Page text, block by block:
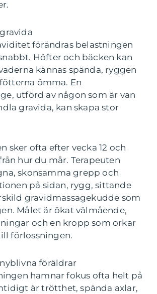
förändras belastningen
Höfter och bäcken kan
kännas spända, ryggen
ömma. En
utförd av någon som är van
gravida, kan skapa stor
sker ofta efter vecka 12 och
hur du mår. Terapeuten
skonsamma grepp och
på sidan, rygg, sittande
gravidmassagekudde som
Målet är ökat välmående,
och en kropp som orkar
förlossningen.
föräldrar
hamnar fokus ofta helt på
är trötthet, spända axlar,